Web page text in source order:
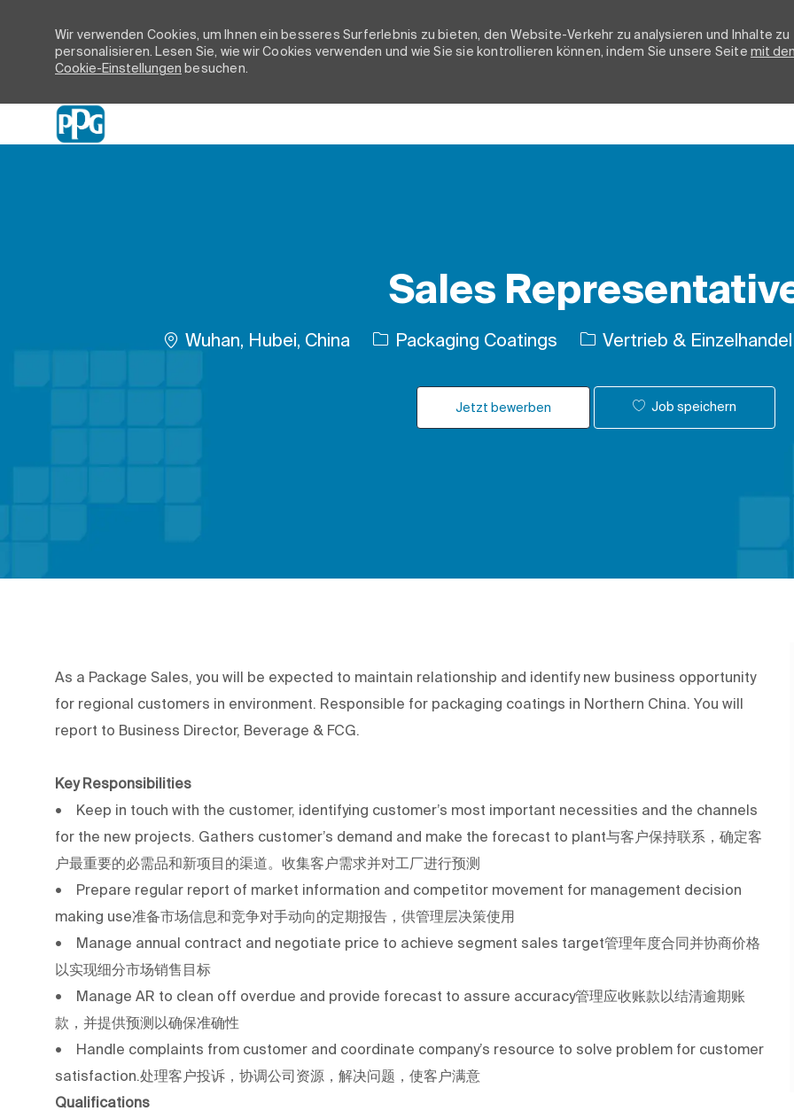
Wir verwenden Cookies, um Ihnen ein besseres Surferlebnis zu bieten, den Website-Verkehr zu analysieren und Inhalte zu
personalisieren. Lesen Sie, wie wir Cookies verwenden und wie Sie sie kontrollieren können, indem Sie unsere Seitemit den
Cookie-Einstellungen besuchen.
Sales
OrtWuhan, Hubei, China Packaging Coatings Kategorie
Vertrieb & Einzelhandel
Jetzt bewerben Job speichern
As a Package Sales, you will be expected to maintain relationship and identify new business opportunity
for regional customers in environment. Responsible for packaging coatings in Northern China. You will
report to Business Director, Beverage & FCG.
Key Responsibilities
• Keep in touch with the customer, identifying customer’s most important necessities and the channels
for the new projects. Gathers customer’s demand and make the forecast to plant与客户保持联系，确定客
户最重要的必需品和新项目的渠道。收集客户需求并对工厂进行预测
• Prepare regular report of market information and competitor movement for management decision
making use准备市场信息和竞争对手动向的定期报告，供管理层决策使用
• Manage annual contract and negotiate price to achieve segment sales target管理年度合同并协商价格
以实现细分市场销售目标
• Manage AR to clean off overdue and provide forecast to assure accuracy管理应收账款以结清逾期账
款，并提供预测以确保准确性
• Handle complaints from customer and coordinate company’s resource to solve problem for customer
satisfaction.处理客户投诉，协调公司资源，解决问题，使客户满意
Qualifications